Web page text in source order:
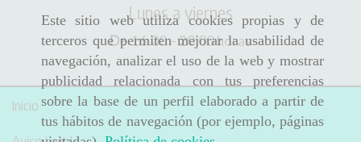
Este sitio web utiliza cookies propias y de
terceros que permiten mejorar la usabilidad de
navegación, analizar el uso de la web y mostrar
publicidad relacionada con tus preferencias
sobre la base de un perfil elaborado a partir de
tus hábitos de navegación (por ejemplo, páginas
Lunes a viernes
De16.00 – 20.00 horas
Inicio